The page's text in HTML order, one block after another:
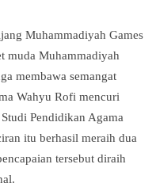
Muhammadiyah Games
muda Muhammadiyah
membawa semangat
Wahyu Rofi mencuri
Pendidikan Agama
itu berhasil meraih dua
tersebut diraih